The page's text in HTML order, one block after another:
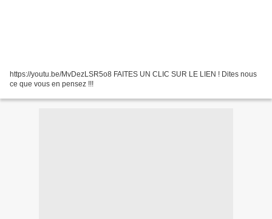
https://youtu.be/MvDezLSR5o8 FAITES UN CLIC SUR LE LIEN ! Dites nous
ce que vous en pensez !!!